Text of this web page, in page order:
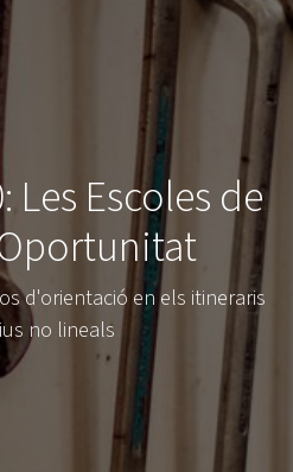
Les Escoles de
d'orientació en els itineraris
no lineals